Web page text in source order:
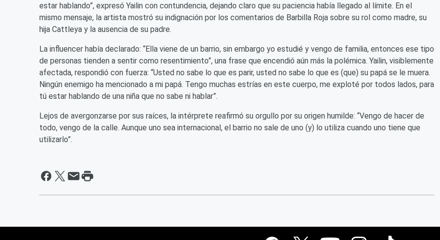
estar hablando”, expresó Yailin con contundencia, dejando claro que su paciencia había llegado al límite. En el
mismo mensaje, la artista mostró su indignación por los comentarios de Barbilla Roja sobre su rol como madre, su
hija Cattleya y la ausencia de su padre.
La influencer había declarado: “Ella viene de un barrio, sin embargo yo estudié y vengo de familia, entonces ese tipo
de personas tienden a sentir como resentimiento”, una frase que encendió aún más la polémica. Yailin, visiblemente
afectada, respondió con fuerza: “Usted no sabe lo que es parir, usted no sabe lo que es (que) su papá se le muera.
Ningún enemigo ha mencionado a mi papá. Tengo muchas estrías en este cuerpo, me exploté por todos lados, para
tú estar hablando de una niña que no sabe ni hablar”.
Lejos de avergonzarse por sus raíces, la intérprete reafirmó su orgullo por su origen humilde: “Vengo de hacer de
todo, vengo de la calle. Aunque uno sea internacional, el barrio no sale de uno (y) lo utiliza cuando uno tiene que
utilizarlo”.